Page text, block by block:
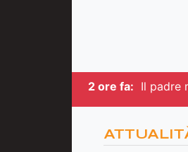
2 ore fa: Il padre